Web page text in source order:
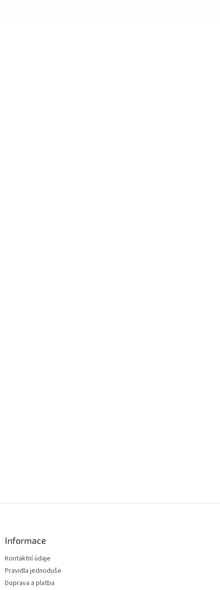
Informace
Kontaktní údaje
Pravidla jednoduše
Doprava a platba